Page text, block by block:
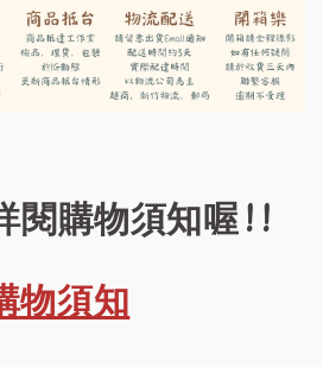
閱購物須知喔!!
物須知